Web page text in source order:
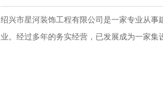
绍兴市星河装饰工程有限公司是一家专业从
业。经过多年的务实经营，已发展成为一家